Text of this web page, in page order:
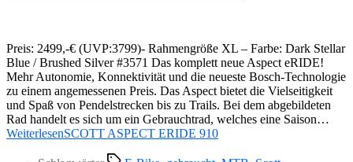
Preis: 2499,-€ (UVP:3799)- Rahmengröße XL – Farbe: Dark Stellar
Blue / Brushed Silver #3571 Das komplett neue Aspect eRIDE!
Mehr Autonomie, Konnektivität und die neueste Bosch-Technologie
zu einem angemessenen Preis. Das Aspect bietet die Vielseitigkeit
und Spaß von Pendelstrecken bis zu Trails. Bei dem abgebildeten
Rad handelt es sich um ein Gebrauchtrad, welches eine Saison…
WeiterlesenSCOTT ASPECT ERIDE 910